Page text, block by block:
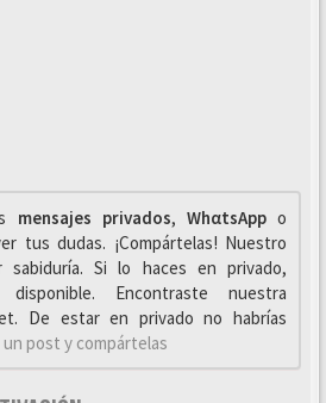
mensajes privados, WhαtsAppo
tus dudas. ¡Compártelas! Nuestro
Si lo haces en privado,
Encontraste nuestra
De estar en privado no habrías
un post y compártelas